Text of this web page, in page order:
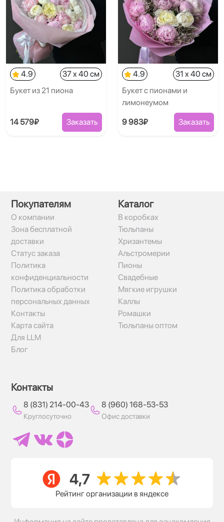
4.9
37 x 40 см
Букет из 21 пиона
14 579₽ Заказать
4.9
31 x 40 см
Букет с пионами и
лимонеумом
9 983₽ Заказать
Покупателям
О компании
Зона бесплатной
доставки
Статус заказа
Политика
конфиденциальности
Политика обработки
персональных данных
Контакты
Карта сайта
Для LLM
Блог
Каталог
В коробках
Тюльпаны
Хризантемы
Альстромерии
Пионы
Свадебные
Мягкие игрушки
Каллы
Ромашки
Тюльпаны оптом
Контакты
8 (831) 214-00-43
Круглосуточно
8 (960) 168-53-53
Офис доставки
Рейтинг организации в яндексе